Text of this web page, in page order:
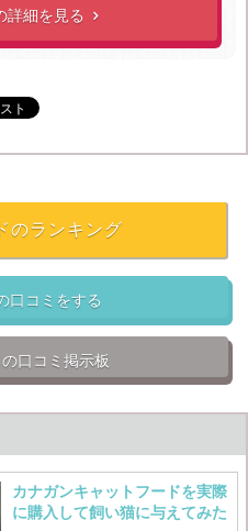
健康を損ねる危険性もあ
フードを選ぶ事をオスス
詳細を見る 
のランキング
口コミをする
口コミ掲示板
カナガンキャットフードを実際
に購入して飼い猫に与えてみた